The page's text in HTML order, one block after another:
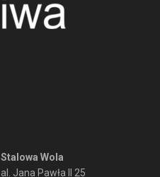
Stalowa Wola
al. Jana Pawła II 25